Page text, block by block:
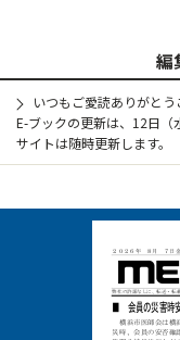
編
いつもご愛読ありがとう
E-ブックの更新は、12日（
サイトは随時更新します。